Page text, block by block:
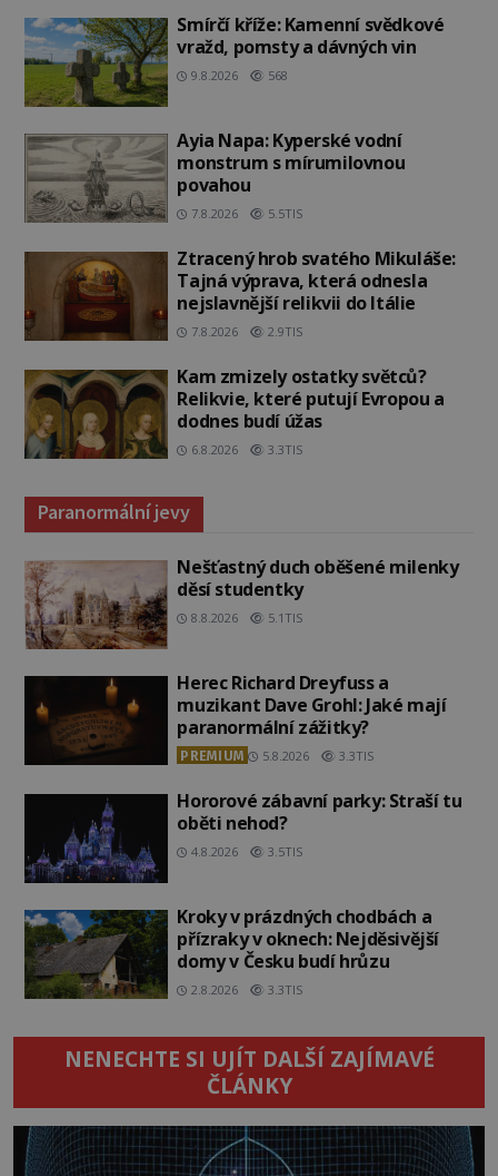
Smírčí kříže: Kamenní svědkové
vražd, pomsty a dávných vin
9.8.2026 568
Ayia Napa: Kyperské vodní
monstrum s mírumilovnou
povahou
7.8.2026 5.5TIS
Ztracený hrob svatého Mikuláše:
Tajná výprava, která odnesla
nejslavnější relikvii do Itálie
7.8.2026 2.9TIS
Kam zmizely ostatky světců?
Relikvie, které putují Evropou a
dodnes budí úžas
6.8.2026 3.3TIS
Paranormální jevy
Nešťastný duch oběšené milenky
děsí studentky
8.8.2026 5.1TIS
Herec Richard Dreyfuss a
muzikant Dave Grohl: Jaké mají
paranormální zážitky?
PREMIUM 5.8.2026 3.3TIS
Hororové zábavní parky: Straší tu
oběti nehod?
4.8.2026 3.5TIS
Kroky v prázdných chodbách a
přízraky v oknech: Nejděsivější
domy v Česku budí hrůzu
2.8.2026 3.3TIS
NENECHTE SI UJÍT DALŠÍ ZAJÍMAVÉ
ČLÁNKY